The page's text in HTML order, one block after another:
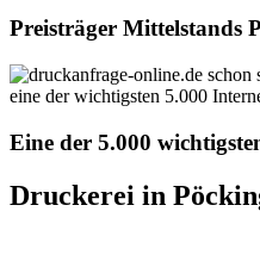
Preisträger Mittelstands
Eine der 5.000
Druckerei in